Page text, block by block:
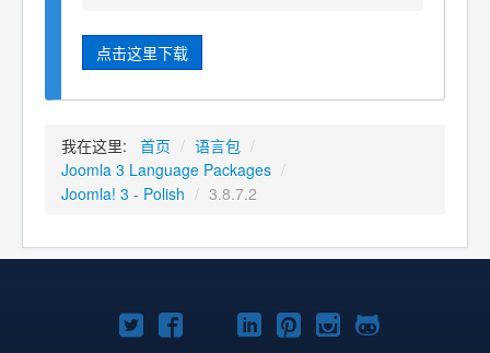
点击这里下载
我在这里: 首页 / 语言包 /
Joomla 3 Language Packages /
Joomla! 3 - Polish / 3.8.7.2
TwitterFacebookYouTube
LinkedIn
Pinterest
Instagram
GitHub